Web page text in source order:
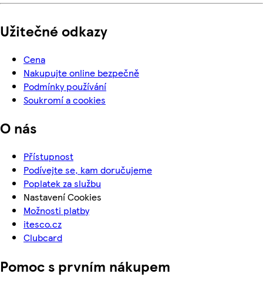
Užitečné odkazy
Cena
Nakupujte online bezpečně
Podmínky používání
Soukromí a cookies
O nás
Přístupnost
Podívejte se, kam doručujeme
Poplatek za službu
Nastavení Cookies
Možnosti platby
itesco.cz
Clubcard
Pomoc s prvním nákupem